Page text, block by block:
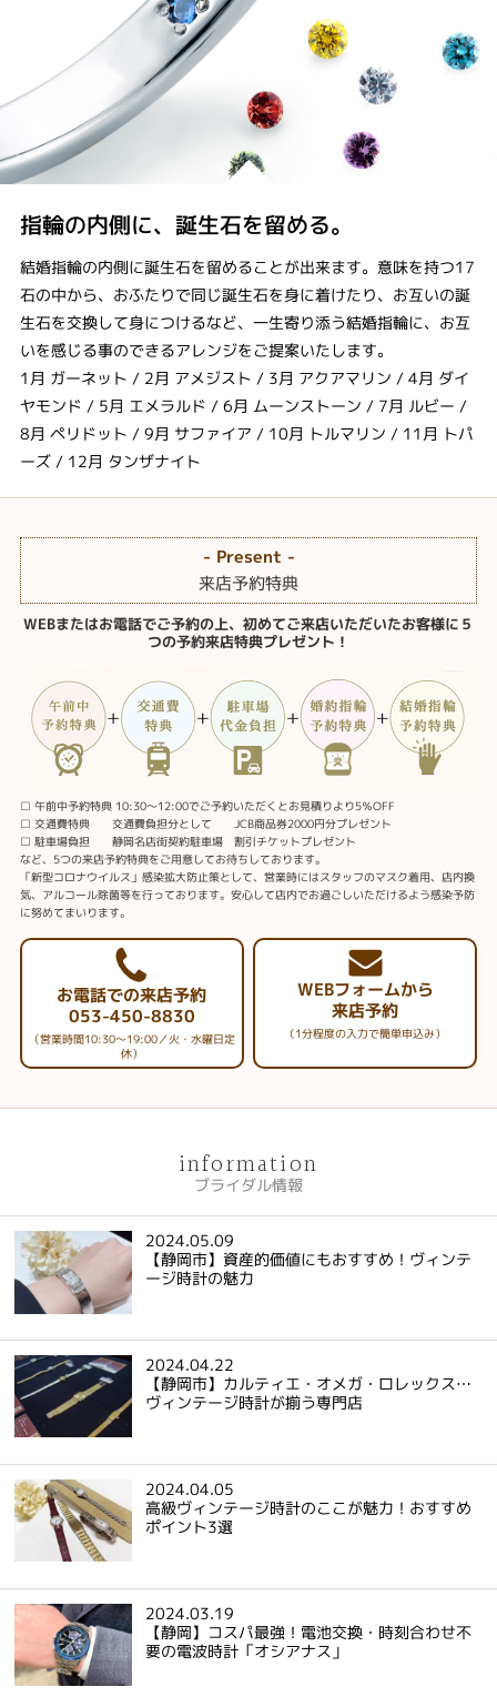
指輪の内側に、誕生石を留める。
結婚指輪の内側に誕生石を留めることが出来ます。意味を持つ17
石の中から、おふたりで同じ誕生石を身に着けたり、お互いの誕
生石を交換して身につけるなど、一生寄り添う結婚指輪に、お互
いを感じる事のできるアレンジをご提案いたします。
1月 ガーネット / 2月 アメジスト / 3月 アクアマリン / 4月 ダイ
ヤモンド / 5月 エメラルド / 6月 ムーンストーン / 7月 ルビー /
8月 ペリドット / 9月 サファイア / 10月 トルマリン / 11月 トパ
ーズ / 12月 タンザナイト
- Present -
来店予約特典
WEBまたはお電話でご予約の上、初めてご来店いただいたお客様に５
つの予約来店特典プレゼント！
□ 午前中予約特典 10:30～12:00でご予約いただくとお見積りより5％OFF
□ 交通費特典 交通費負担分として JCB商品券2000円分プレゼント
□ 駐車場負担 静岡名店街契約駐車場 割引チケットプレゼント
など、5つの来店予約特典をご用意してお待ちしております。
「新型コロナウイルス」感染拡大防止策として、営業時にはスタッフのマスク着用、店内換
気、アルコール除菌等を行っております。安心して店内でお過ごしいただけるよう感染予防
に努めてまいります。
お電話での来店予約
053-450-8830
（営業時間10:30～19:00／火・水曜日定
休）
WEBフォームから
来店予約
（1分程度の入力で簡単申込み）
information
ブライダル情報
2024.05.09
【静岡市】資産的価値にもおすすめ！ヴィンテ
ージ時計の魅力
2024.04.22
【静岡市】カルティエ・オメガ・ロレックス…
ヴィンテージ時計が揃う専門店
2024.04.05
高級ヴィンテージ時計のここが魅力！おすすめ
ポイント3選
2024.03.19
【静岡】コスパ最強！電池交換・時刻合わせ不
要の電波時計「オシアナス」